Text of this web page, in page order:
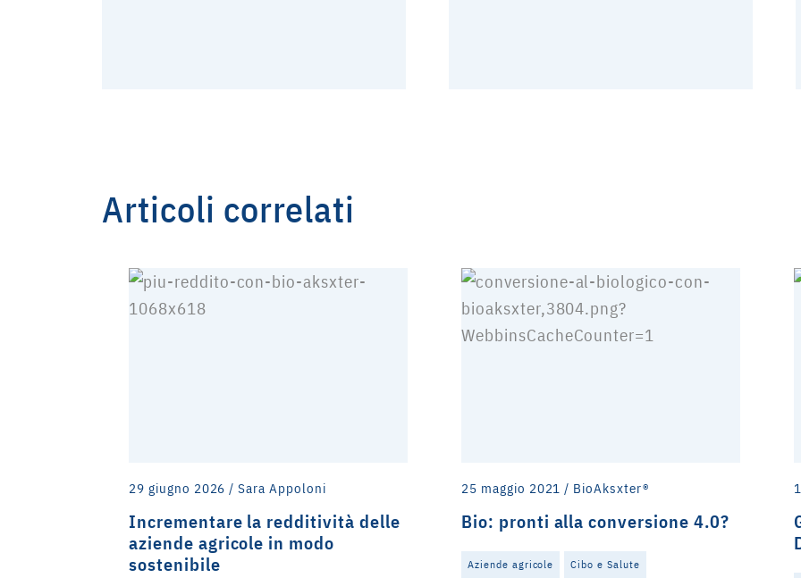
Articoli correlati
29 giugno 2026 / Sara Appoloni
Incrementare la redditività delle
aziende agricole in modo
sostenibile
25 maggio 2021 / BioAksxter®
Bio: pronti alla conversione 4.0?
Aziende agricole Cibo e Salute